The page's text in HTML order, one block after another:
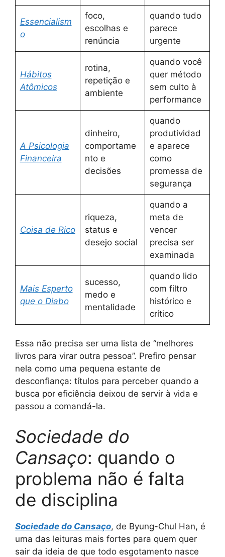
Essencialism
o
foco,
escolhas e
renúncia
quando tudo
parece
urgente
Hábitos
Atômicos
rotina,
repetição e
ambiente
quando você
quer método
sem culto à
performance
A Psicologia
Financeira
dinheiro,
comportame
nto e
decisões
quando
produtividad
e aparece
como
promessa de
segurança
Coisa de Rico
riqueza,
status e
desejo social
quando a
meta de
vencer
precisa ser
examinada
Mais Esperto
que o Diabo
sucesso,
medo e
mentalidade
quando lido
com filtro
histórico e
crítico
Essa não precisa ser uma lista de “melhores
livros para virar outra pessoa”. Prefiro pensar
nela como uma pequena estante de
desconfiança: títulos para perceber quando a
busca por eficiência deixou de servir à vida e
passou a comandá-la.
Sociedade do
Cansaço: quando o
problema não é falta
de disciplina
Sociedade do Cansaço, de Byung-Chul Han, é
uma das leituras mais fortes para quem quer
sair da ideia de que todo esgotamento nasce